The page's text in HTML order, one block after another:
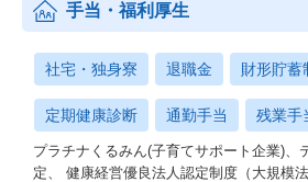
手当・福利厚生
社宅・独身寮 退職金 財形貯蓄
定期健康診断 通勤手当 残業手
プラチナくるみん(子育てサポート企業)、
定、 健康経営優良法人認定制度（大規模